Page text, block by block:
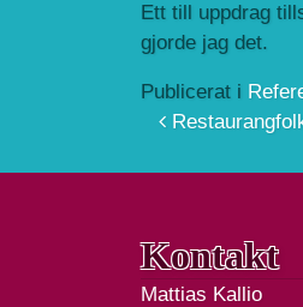
Ett till uppdrag
gjorde jag det.
Publicerat i
Kontakt
Mattias Kallio